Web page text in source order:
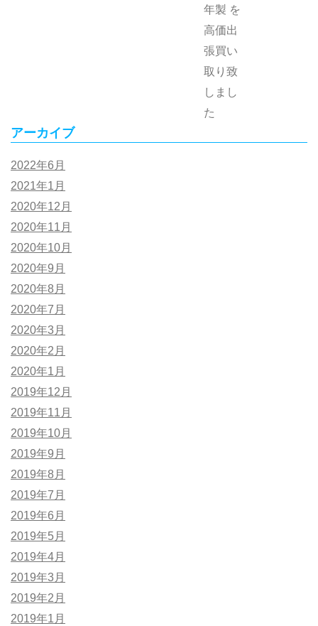
アーカイブ
2022年6月
2021年1月
2020年12月
2020年11月
2020年10月
2020年9月
2020年8月
2020年7月
2020年3月
2020年2月
2020年1月
2019年12月
2019年11月
2019年10月
2019年9月
2019年8月
2019年7月
2019年6月
2019年5月
2019年4月
2019年3月
2019年2月
2019年1月